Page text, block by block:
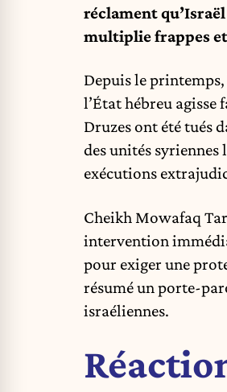
réclament
multiplie frappes
Depuis le
l’État hébreu agisse
Druzes ont été tués
des unités syriennes
exécutions
Cheikh Mowafaq
intervention
pour exiger une
résumé un porte-
israéliennes.